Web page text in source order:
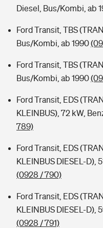
Diesel, Bus/Kombi, ab
Ford Transit, TBS
Bus/Kombi, ab 1990
Ford Transit, TBS
Bus/Kombi, ab 1990
Ford Transit, EDS
KLEINBUS), 72 kW,
789)
Ford Transit, EDS
KLEINBUS DIESEL-D),
(0928 / 790)
Ford Transit, EDS
KLEINBUS DIESEL-D),
(0928 / 791)